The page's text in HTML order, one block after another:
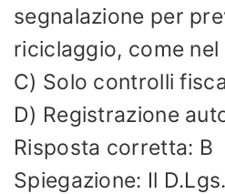
segnalazione per
riciclaggio, come nel
C) Solo controlli
D) Registrazione
Risposta corretta: B
Spiegazione: Il